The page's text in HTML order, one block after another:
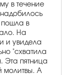
в течение
в
На
и увидела
"схватила
Эта пятница
молитвы. А